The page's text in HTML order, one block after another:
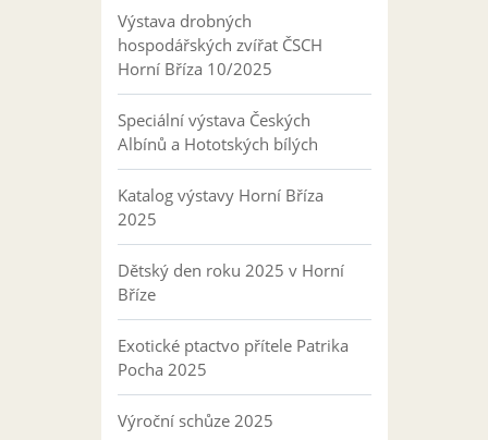
Výstava drobných
hospodářských zvířat ČSCH
Horní Bříza 10/2025
Speciální výstava Českých
Albínů a Hototských bílých
Katalog výstavy Horní Bříza
2025
Dětský den roku 2025 v Horní
Bříze
Exotické ptactvo přítele Patrika
Pocha 2025
Výroční schůze 2025